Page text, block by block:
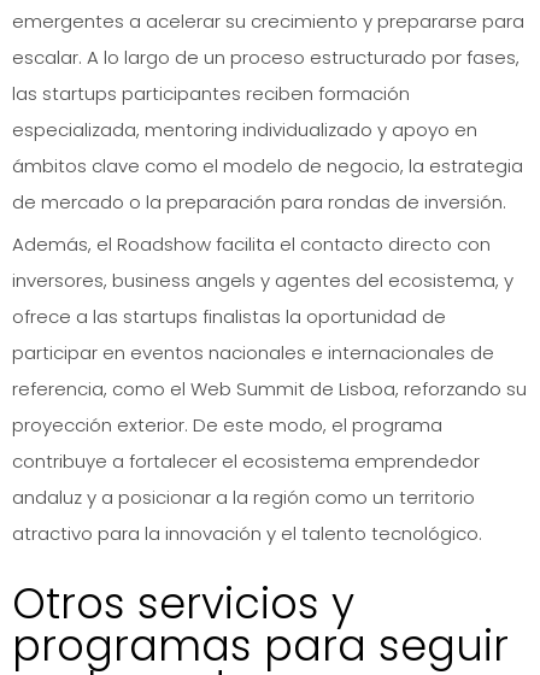
emergentes a acelerar su crecimiento y prepararse para
escalar. A lo largo de un proceso estructurado por fases,
las startups participantes reciben formación
especializada, mentoring individualizado y apoyo en
ámbitos clave como el modelo de negocio, la estrategia
de mercado o la preparación para rondas de inversión.
Además, el Roadshow facilita el contacto directo con
inversores, business angels y agentes del ecosistema, y
ofrece a las startups finalistas la oportunidad de
participar en eventos nacionales e internacionales de
referencia, como el Web Summit de Lisboa, reforzando su
proyección exterior. De este modo, el programa
contribuye a fortalecer el ecosistema emprendedor
andaluz y a posicionar a la región como un territorio
atractivo para la innovación y el talento tecnológico.
Otros servicios y
programas para seguir